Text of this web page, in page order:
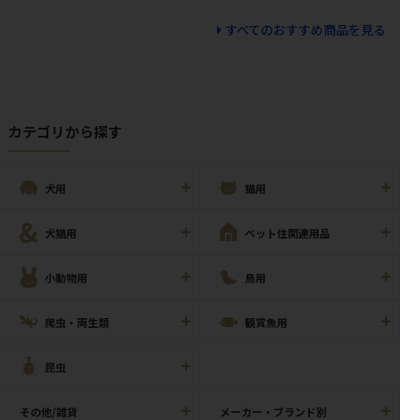
すべてのおすすめ商品を見る
カテゴリから探す
犬用 猫用
犬猫用 ペット住関連用品
小動物用 鳥用
爬虫・両生類 観賞魚用
昆虫
その他/雑貨 メーカー・ブランド別